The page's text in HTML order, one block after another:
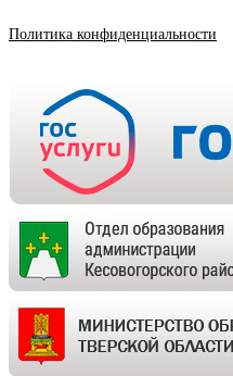
Политика конфиденциальности